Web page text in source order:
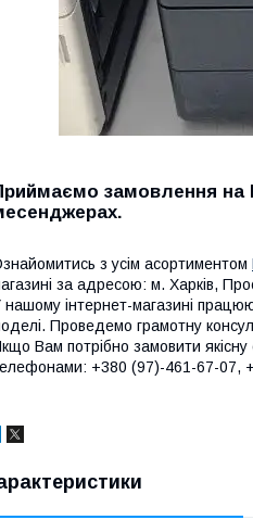
замовлення на
з усім асортиментом
за адресою: м. Харків,
нашому інтернет-магазині
Проведемо грамотну
Вам потрібно замовити якісну
+380 (97)-461-67-07,